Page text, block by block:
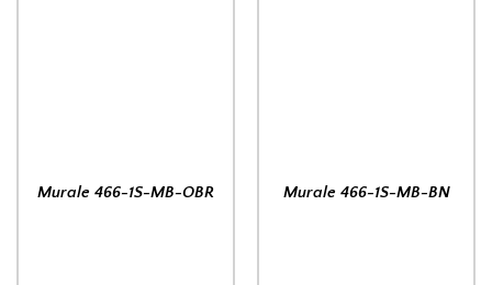
Murale 466-1S-MB-OBR Murale 466-1S-MB-BN